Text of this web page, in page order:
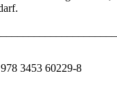
3453 60229-8